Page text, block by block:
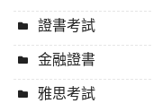
證書考試
金融證書
雅思考試